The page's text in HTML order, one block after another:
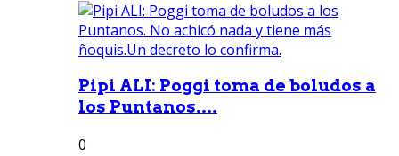
Pipi ALI: Poggi toma de boludos a
los Puntanos....
0